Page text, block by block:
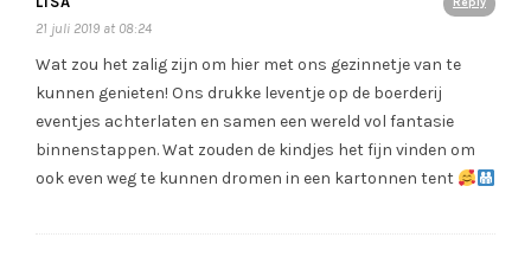
21 juli 2019 at 08:24
Wat zou het zalig zijn om hier met ons gezinnetje van te
kunnen genieten! Ons drukke leventje op de boerderij
eventjes achterlaten en samen een wereld vol fantasie
binnenstappen. Wat zouden de kindjes het fijn vinden om
ook even weg te kunnen dromen in een kartonnen tent